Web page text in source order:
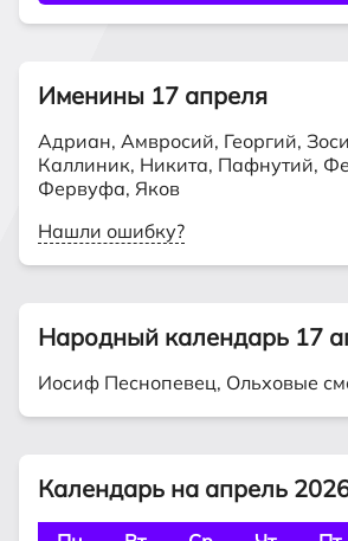
Именины 17 апреля
Адриан, Амвросий, Георгий,
Каллиник, Никита, Пафнутий,
Фервуфа, Яков
Нашли ошибку?
Народный календарь 17
Иосиф Песнопевец, Ольховые
Календарь на апрель